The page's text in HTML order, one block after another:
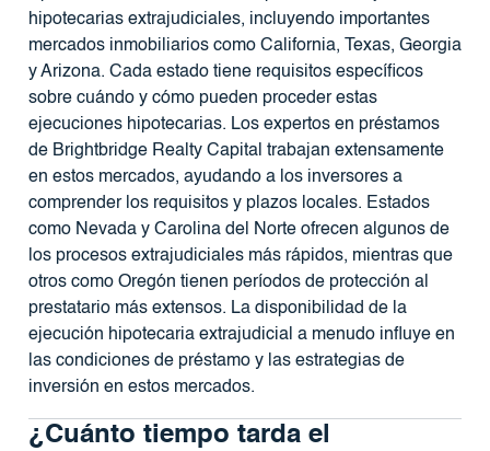
hipotecarias extrajudiciales, incluyendo importantes
mercados inmobiliarios como California, Texas, Georgia
y Arizona. Cada estado tiene requisitos específicos
sobre cuándo y cómo pueden proceder estas
ejecuciones hipotecarias. Los expertos en préstamos
de Brightbridge Realty Capital trabajan extensamente
en estos mercados, ayudando a los inversores a
comprender los requisitos y plazos locales. Estados
como Nevada y Carolina del Norte ofrecen algunos de
los procesos extrajudiciales más rápidos, mientras que
otros como Oregón tienen períodos de protección al
prestatario más extensos. La disponibilidad de la
ejecución hipotecaria extrajudicial a menudo influye en
las condiciones de préstamo y las estrategias de
inversión en estos mercados.
¿Cuánto tiempo tarda el